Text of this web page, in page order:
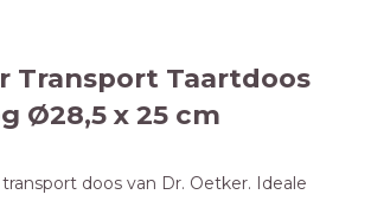
Transport Taartdoos
Ø28,5 x 25 cm
doos van Dr. Oetker. Ideale